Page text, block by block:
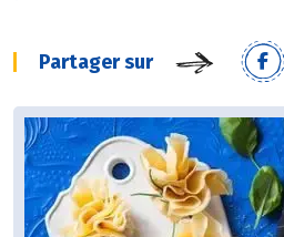
Partager sur